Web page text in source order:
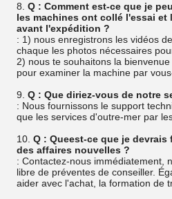
8. Q : Comment est-ce que je
les machines ont collé l'essai
avant l'expédition ?
: 1) nous enregistrons les vidéos
chaque les photos nécessaires
2) nous te souhaitons la
pour examiner la machine par
9. Q : Que diriez-vous de notre
: Nous fournissons le support
que les services d'outre-mer par
10. Q : Queest-ce que je
des affaires nouvelles ?
: Contactez-nous immédiatement,
libre de préventes de conseiller.
aider avec l'achat, la formation de